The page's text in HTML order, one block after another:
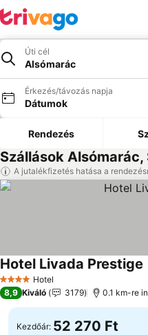
Úti cél
Alsómarác
Érkezés/távozás napja
Dátumok
Rendezés
Szállások
A jutalékfizetés hatása a
4 KategóriaHotel
Hotel Livada Prestige
8,9 Kiváló 3179 0.1 km-re
Kezdőár: 52 270 Ft